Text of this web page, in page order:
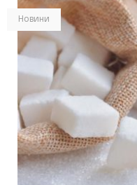
Новини